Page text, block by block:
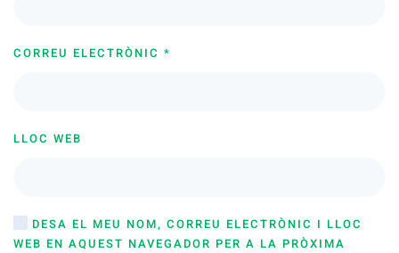
CORREU ELECTRÒNIC *
LLOC WEB
DESA EL MEU NOM, CORREU ELECTRÒNIC I LLOC
WEB EN AQUEST NAVEGADOR PER A LA PRÒXIMA